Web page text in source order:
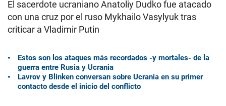
El sacerdote ucraniano Anatoliy Dudko fue atacado
con una cruz por el ruso Mykhailo Vasylyuk tras
criticar a Vladimir Putin
Estos son los ataques más recordados -y mortales- de la
guerra entre Rusia y Ucrania
Lavrov y Blinken conversan sobre Ucrania en su primer
contacto desde el inicio del conflicto